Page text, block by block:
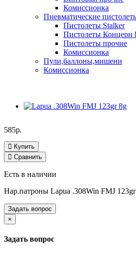
Комиссионка
Пневматические
Пистолеты Stalker
Пистолеты Концерн
Пистолеты прочие
Комиссионка
Пули,баллоны,мишени
Комиссионка
585р.
Купить
Сравнить
Есть в наличии
Нар.патроны Lapua .308Win FMJ
Задать вопрос
×
Задать вопрос